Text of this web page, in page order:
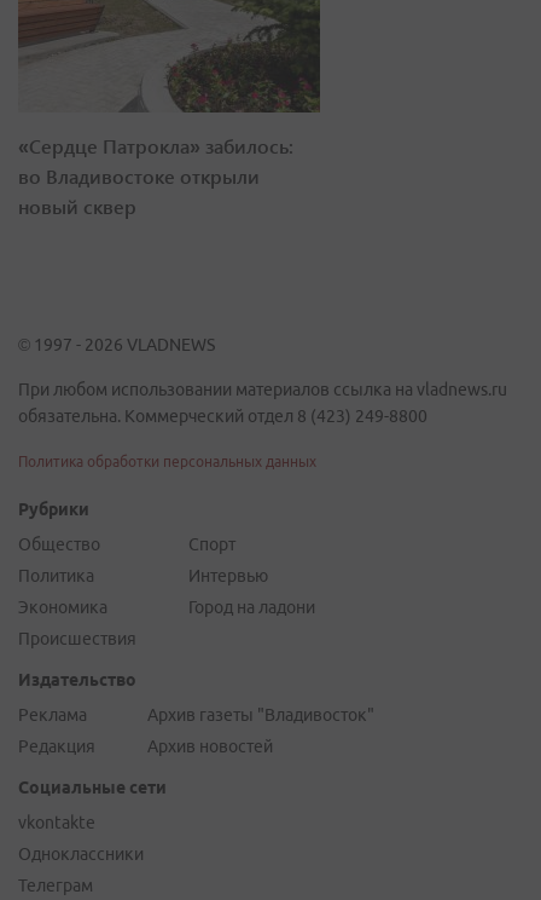
«Сердце Патрокла» забилось:
во Владивостоке открыли
новый сквер
© 1997 - 2026 VLADNEWS
При любом использовании материалов ссылка на vladnews.ru
обязательна. Коммерческий отдел 8 (423) 249-8800
Политика обработки персональных данных
Рубрики
Общество
Политика
Экономика
Происшествия
Спорт
Интервью
Город на ладони
Издательство
Реклама
Редакция
Архив газеты "Владивосток"
Архив новостей
Социальные сети
vkontakte
Одноклассники
Телеграм